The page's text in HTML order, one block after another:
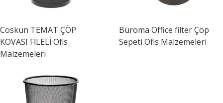
Coskun TEMAT ÇÖP
KOVASI FİLELİ Ofis
Malzemeleri
Büroma Office filter Çöp
Sepeti Ofis Malzemeleri